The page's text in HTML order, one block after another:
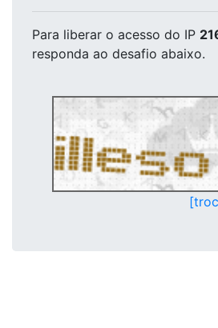
Para liberar o acesso do IP
responda ao desafio abaixo.